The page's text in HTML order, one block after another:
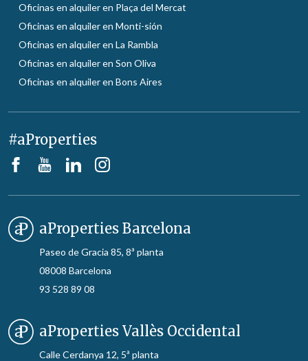
Oficinas en alquiler en Plaça del Mercat
Oficinas en alquiler en Monti-sión
Oficinas en alquiler en La Rambla
Oficinas en alquiler en Son Oliva
Oficinas en alquiler en Bons Aires
#aProperties
aProperties Barcelona
Paseo de Gracia 85, 8ª planta
08008 Barcelona
93 528 89 08
aProperties Vallès Occidental
Calle Cerdanya 12, 5ª planta